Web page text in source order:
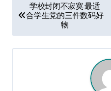
章
导
航
学校封闭不寂寞 最适
合学生党的三件数码好
物